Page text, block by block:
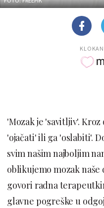
'Mozak je 'savitljiv'.
'ojačati' ili ga 'oslabiti'.
svim našim najboljim
oblikujemo mozak
govori radna
glavne pogreške u